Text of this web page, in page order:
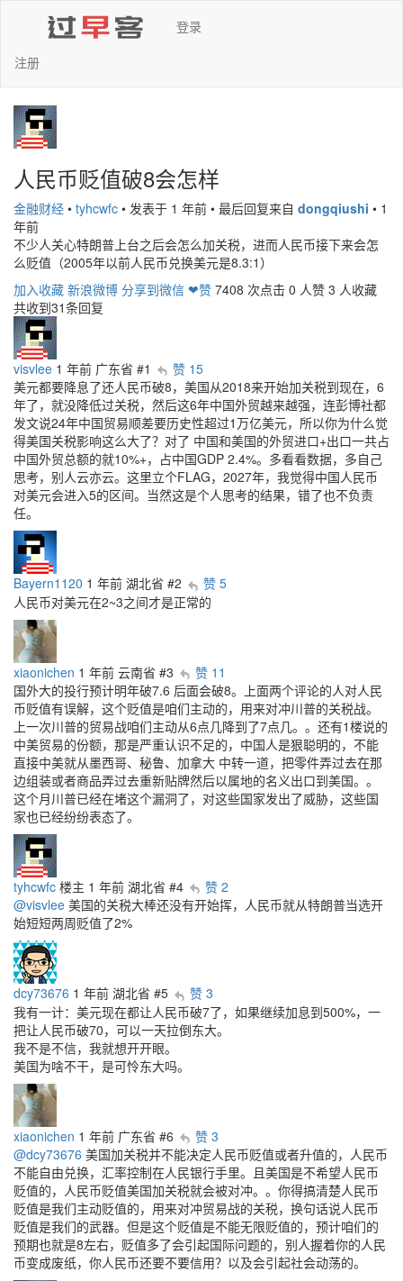
登录
注册
人民币贬值破8会怎样
金融财经 • tyhcwfc • 发表于 1 年前 • 最后回复来自 dongqiushi • 1
年前
不少人关心特朗普上台之后会怎么加关税，进而人民币接下来会怎
么贬值（2005年以前人民币兑换美元是8.3:1）
加入收藏 新浪微博 分享到微信 ❤赞 7408 次点击 0 人赞 3 人收藏
共收到31条回复
visvlee 1 年前 广东省 #1
赞 15
美元都要降息了还人民币破8，美国从2018来开始加关税到现在，6
年了，就没降低过关税，然后这6年中国外贸越来越强，连彭博社都
发文说24年中国贸易顺差要历史性超过1万亿美元，所以你为什么觉
得美国关税影响这么大了？对了 中国和美国的外贸进口+出口一共占
中国外贸总额的就10%+，占中国GDP 2.4%。多看看数据，多自己
思考，别人云亦云。这里立个FLAG，2027年，我觉得中国人民币
对美元会进入5的区间。当然这是个人思考的结果，错了也不负责
任。
Bayern1120 1 年前 湖北省 #2
赞 5
人民币对美元在2~3之间才是正常的
xiaonichen 1 年前 云南省 #3
赞 11
国外大的投行预计明年破7.6 后面会破8。上面两个评论的人对人民
币贬值有误解，这个贬值是咱们主动的，用来对冲川普的关税战。
上一次川普的贸易战咱们主动从6点几降到了7点几。。还有1楼说的
中美贸易的份额，那是严重认识不足的，中国人是狠聪明的，不能
直接中美就从墨西哥、秘鲁、加拿大 中转一道，把零件弄过去在那
边组装或者商品弄过去重新贴牌然后以属地的名义出口到美国。。
这个月川普已经在堵这个漏洞了，对这些国家发出了威胁，这些国
家也已经纷纷表态了。
tyhcwfc 楼主 1 年前 湖北省 #4
赞 2
@visvlee 美国的关税大棒还没有开始挥，人民币就从特朗普当选开
始短短两周贬值了2%
dcy73676 1 年前 湖北省 #5
赞 3
我有一计：美元现在都让人民币破7了，如果继续加息到500%，一
把让人民币破70，可以一天拉倒东大。
我不是不信，我就想开开眼。
美国为啥不干，是可怜东大吗。
xiaonichen 1 年前 广东省 #6
赞 3
@dcy73676 美国加关税并不能决定人民币贬值或者升值的，人民币
不能自由兑换，汇率控制在人民银行手里。且美国是不希望人民币
贬值的，人民币贬值美国加关税就会被对冲。。你得搞清楚人民币
贬值是我们主动贬值的，用来对冲贸易战的关税，换句话说人民币
贬值是我们的武器。但是这个贬值是不能无限贬值的，预计咱们的
预期也就是8左右，贬值多了会引起国际问题的，别人握着你的人民
币变成废纸，你人民币还要不要信用？以及会引起社会动荡的。